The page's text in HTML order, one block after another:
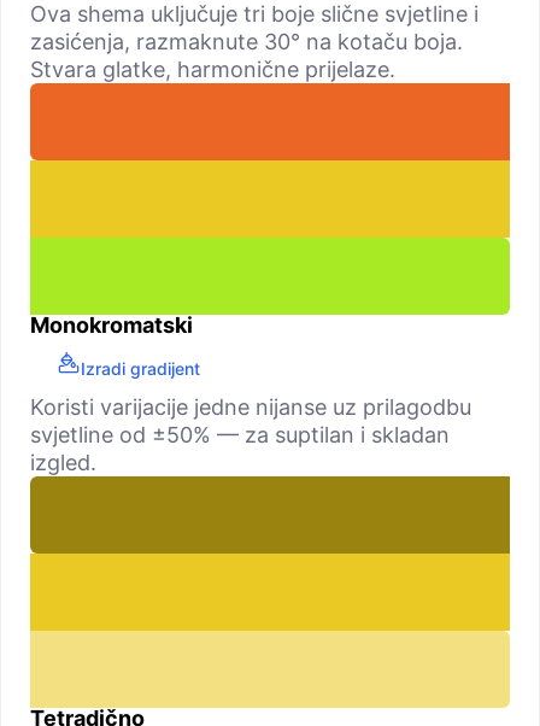
Ova shema uključuje tri boje slične svjetline i
zasićenja, razmaknute 30° na kotaču boja.
Stvara glatke, harmonične prijelaze.
Monokromatski
Izradi gradijent
Koristi varijacije jedne nijanse uz prilagodbu
svjetline od ±50% — za suptilan i skladan
izgled.
Tetradično